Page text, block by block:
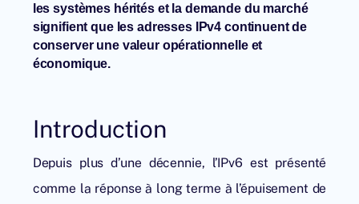
les systèmes hérités et la demande du marché
signifient que les adresses IPv4 continuent de
conserver une valeur opérationnelle et
économique.
Introduction
Depuis plus d’une décennie, l’IPv6 est présenté
comme la réponse à long terme à l’épuisement de